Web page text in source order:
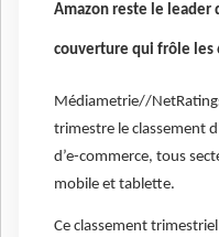
Amazon reste le leader
couverture qui frôle les
Médiametrie//
trimestre le classement
d’e-commerce, tous
mobile et tablette.
Ce classement